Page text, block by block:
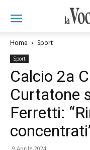
Home Sport
Sport
Calcio 2a
Curtatone
Ferretti:
9 Aprile 2024